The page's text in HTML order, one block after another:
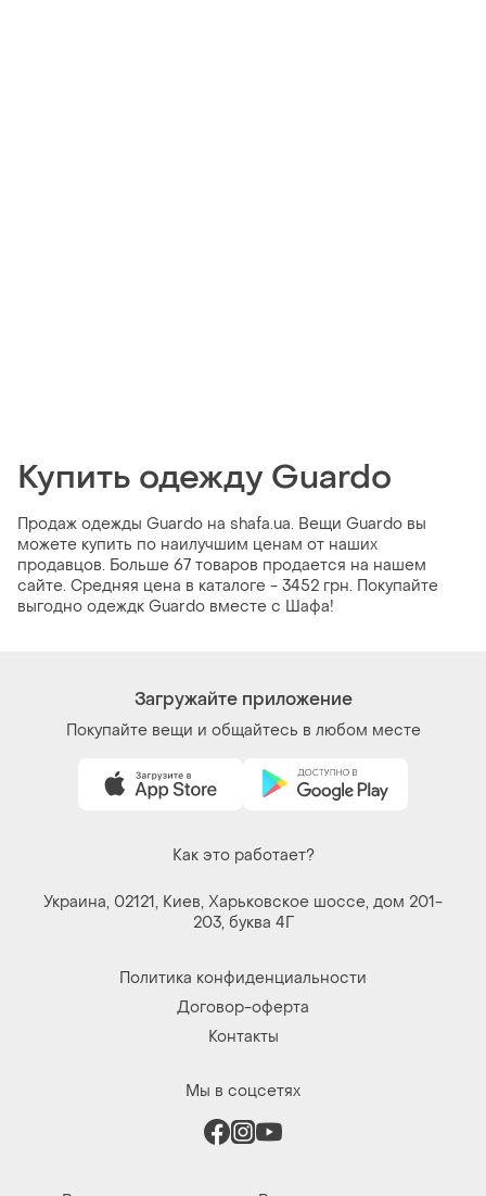
Купить одежду Guardo
Продаж одежды Guardo на shafa.ua. Вещи Guardo вы
можете купить по наилучшим ценам от наших
продавцов. Больше 67 товаров продается на нашем
сайте. Средняя цена в каталоге - 3452 грн. Покупайте
выгодно одеждк Guardo вместе с Шафа!
Загружайте приложение
Покупайте вещи и общайтесь в любом месте
Как это работает?
Украина, 02121, Киев, Харьковское шоссе, дом 201-
203, буква 4Г
Политика конфиденциальности
Договор-оферта
Контакты
Мы в соцсетях